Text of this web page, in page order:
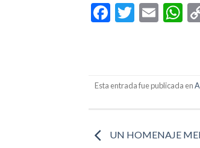
Facebook
Twitter
Esta entrada fue publicada en
UN HOMENAJE